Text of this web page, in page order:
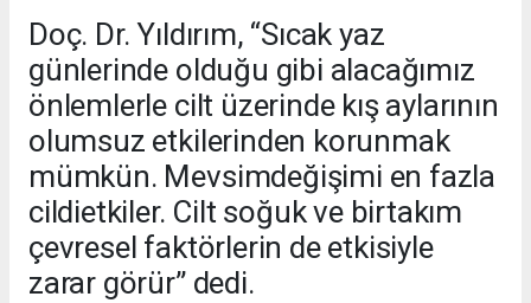
Doç. Dr. Yıldırım, “Sıcak yaz
günlerinde olduğu gibi alacağımız
önlemlerle cilt üzerinde kış aylarının
olumsuz etkilerinden korunmak
mümkün. Mevsimdeğişimi en fazla
cildietkiler. Cilt soğuk ve birtakım
çevresel faktörlerin de etkisiyle
zarar görür” dedi.